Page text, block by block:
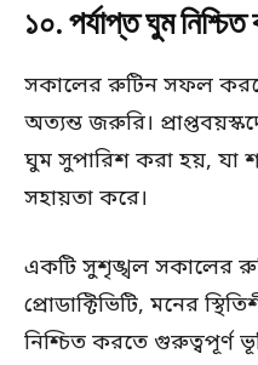
১০. পর্যাপ্ত ঘুম নিশ্চিত
সকালের রুটিন সফল
অত্যন্ত জরুরি।
ঘুম সুপারিশ করা হয়, যা
সহায়তা করে।​
একটি সুশৃঙ্খল সকালের
প্রোডাক্টিভিটি, মনের
নিশ্চিত করতে গুরুত্বপূর্ণ